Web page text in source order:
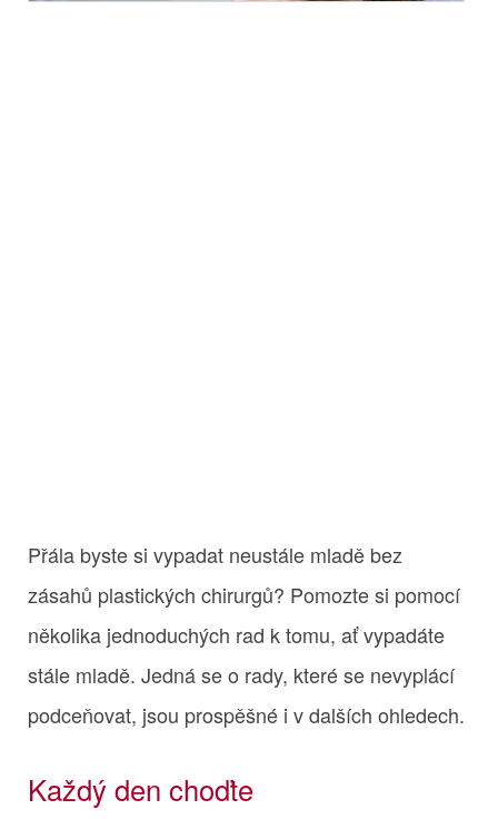
Přála byste si vypadat neustále mladě bez
zásahů plastických chirurgů? Pomozte si pomocí
několika jednoduchých rad k tomu, ať vypadáte
stále mladě. Jedná se o rady, které se nevyplácí
podceňovat, jsou prospěšné i v dalších ohledech.
Každý den choďte